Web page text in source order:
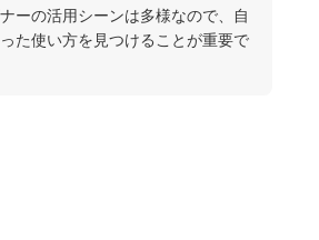
ーの活用シーンは多様なので、自
た使い方を見つけることが重要で